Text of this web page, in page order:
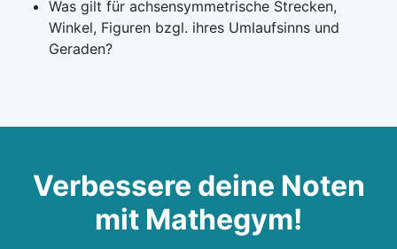
Was gilt für achsensymmetrische Strecken,
Winkel, Figuren bzgl. ihres Umlaufsinns und
Geraden?
Verbessere deine Noten
mit Mathegym!